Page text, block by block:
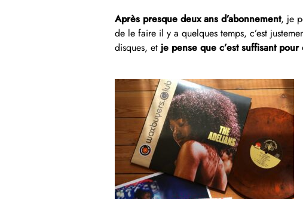
Après presque deux ans d’abonnement, je
de le faire il y a quelques temps, c’est
disques, et je pense que c’est suffisant